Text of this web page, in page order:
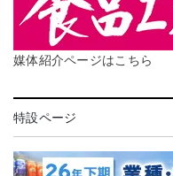
媒体紹介ページはこちら
特設ページ